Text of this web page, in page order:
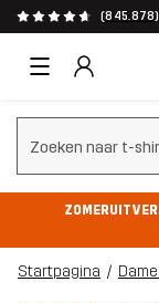
(845.878)
Zoeken wissen
Startpagina